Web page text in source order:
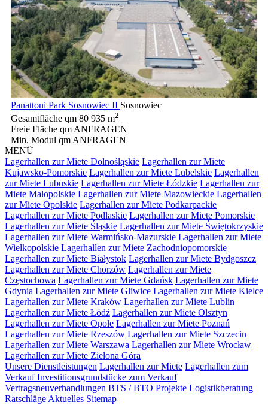
Panattoni Park Sosnowiec II Sosnowiec
Gesamtfläche qm 80 935 m2
Freie Fläche qm ANFRAGEN
Min. Modul qm ANFRAGEN
MENÜ
Lagerhallen zur Miete Dolnośląskie Lagerhallen zur Miete
Kujawsko-Pomorskie Lagerhallen zur Miete Lubelskie Lagerhallen
zur Miete Lubuskie Lagerhallen zur Miete Łódzkie Lagerhallen zur
Miete Małopolskie Lagerhallen zur Miete Mazowieckie Lagerhallen
zur Miete Opolskie Lagerhallen zur Miete Podkarpackie
Lagerhallen zur Miete Podlaskie Lagerhallen zur Miete Pomorskie
Lagerhallen zur Miete Śląskie Lagerhallen zur Miete Świętokrzyskie
Lagerhallen zur Miete Warmińsko-Mazurskie Lagerhallen zur Miete
Wielkopolskie Lagerhallen zur Miete Zachodniopomorskie
Lagerhallen zur Miete Białystok Lagerhallen zur Miete Bydgoszcz
Lagerhallen zur Miete Chorzów Lagerhallen zur Miete
Częstochowa Lagerhallen zur Miete Gdańsk Lagerhallen zur Miete
Gdynia Lagerhallen zur Miete Gliwice Lagerhallen zur Miete Kielce
Lagerhallen zur Miete Kraków Lagerhallen zur Miete Lublin
Lagerhallen zur Miete Łódź Lagerhallen zur Miete Olsztyn
Lagerhallen zur Miete Opole Lagerhallen zur Miete Poznań
Lagerhallen zur Miete Rzeszów Lagerhallen zur Miete Szczecin
Lagerhallen zur Miete Warszawa Lagerhallen zur Miete Wrocław
Lagerhallen zur Miete Zielona Góra
Unsere Dienstleistungen Lagerhallen zur Miete Lagerhallen zum
VerkaufInvestitionsgrundstücke zum Verkauf
Vertragsneuverhandlungen BTS / BTO Projekte Logistikberatung
Ratschläge Aktuelles Sitemap